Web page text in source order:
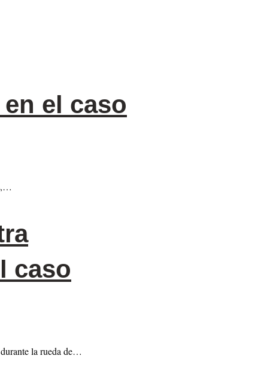
el caso
caso
la rueda de…